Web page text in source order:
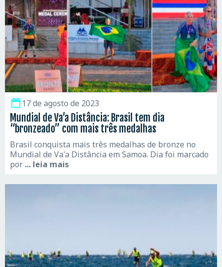
17 de agosto de 2023
Mundial de Va’a Distância: Brasil tem dia
“bronzeado” com mais três medalhas
Brasil conquista mais três medalhas de bronze no
Mundial de Va'a Distância em Samoa. Dia foi marcado
por ... leia mais